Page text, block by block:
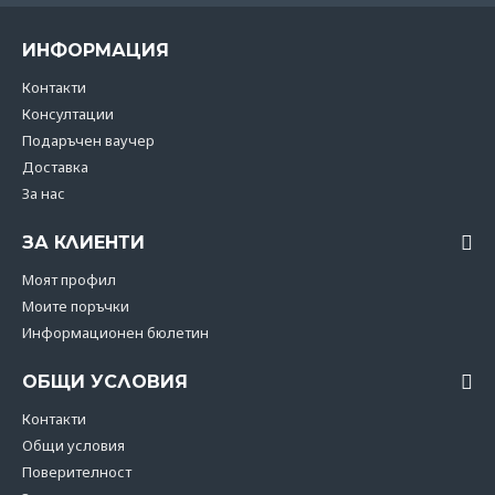
ИНФОРМАЦИЯ
Контакти
Консултации
Подаръчен ваучер
Доставка
За нас
ЗА КЛИЕНТИ
Моят профил
Моите поръчки
Информационен бюлетин
ОБЩИ УСЛОВИЯ
Контакти
Общи условия
Поверителност